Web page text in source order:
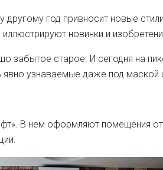
год привносит новые
новинки и
забытое старое. И сегодня на
явно узнаваемые даже под
В нем оформляют помещения